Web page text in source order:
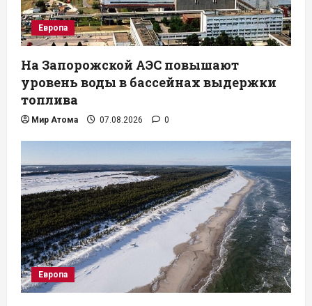
Европа
На Запорожской АЭС повышают
уровень воды в бассейнах выдержки
топлива
Мир Атома 07.08.2026 0
Европа